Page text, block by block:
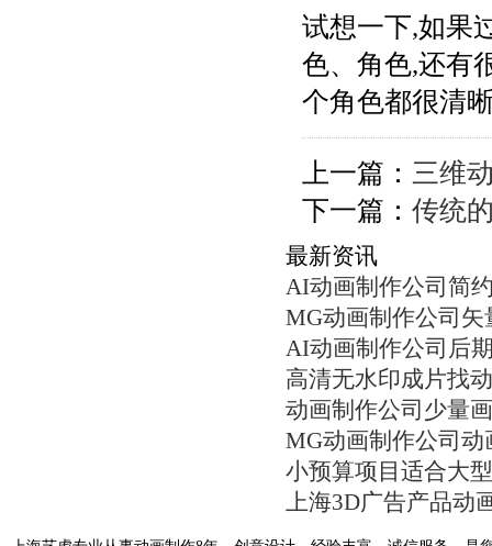
试想一下,如果
色、角色,还有
个角色都很清
上一篇： 三维
下一篇： 传统
最新资讯
AI动画制作公司简
MG动画制作公司
AI动画制作公司后
高清无水印成片找
动画制作公司少量
MG动画制作公司
小预算项目适合大
上海3D广告产品动